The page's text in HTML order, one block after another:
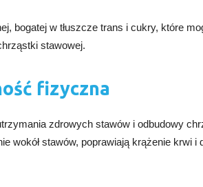
bogatej w tłuszcze trans i cukry, które
stawowej.
fizyczna
zdrowych stawów i odbudowy
wokół stawów, poprawiają krążenie krwi i